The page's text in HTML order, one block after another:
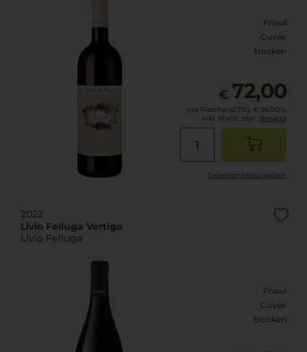
Friaul
Cuvée
trocken
€ 72,00
pro Flasche (0.75l), € 96,00/L
inkl. MwSt. zzgl. Versand
Lebensmittel­angaben
2022
Livio Felluga Vertigo
Livio Felluga
Friaul
Cuvée
trocken